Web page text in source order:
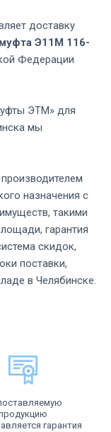
доставку
Э11М 116-
Федерации
ЭТМ» для
мы
производителем
назначения с
такими
гарантия
скидок,
поставки,
в Челябинске.
гарантия